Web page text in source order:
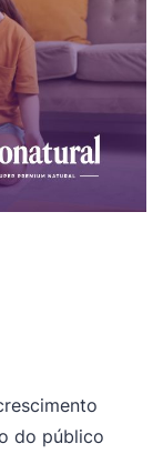
do público